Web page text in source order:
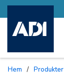
Hem / Produkter